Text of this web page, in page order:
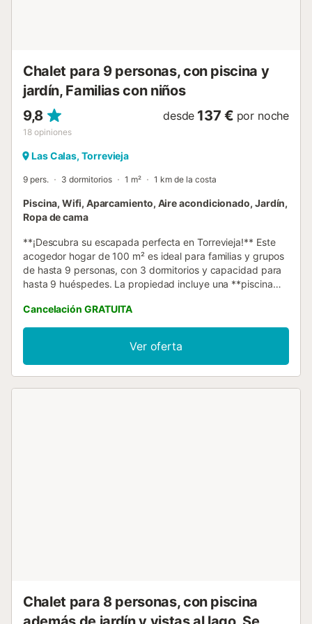
Chalet para 9 personas, con piscina y
jardín, Familias con niños
9,8
18 opiniones
desde 137 € por noche
Las Calas, Torrevieja
9 pers. 3 dormitorios 1 m² 1 km de la costa
Piscina, Wifi, Aparcamiento, Aire acondicionado, Jardín,
Ropa de cama
**¡Descubra su escapada perfecta en Torrevieja!** Este
acogedor hogar de 100 m² es ideal para familias y grupos
de hasta 9 personas, con 3 dormitorios y capacidad para
hasta 9 huéspedes. La propiedad incluye una **piscina
sol de la Costa Blanca. Su espaciosa **terraza de 350
m²** y **jardín vallado** le invitan a disfrutar del aire libre,
con mobiliario de jardín y barbacoa incluidos. En el interior,
el hogar está totalmente equipado con todas las
comodidades: una cocina de concepto abierto...
Cancelación GRATUITA
Ver oferta
Chalet para 8 personas, con piscina